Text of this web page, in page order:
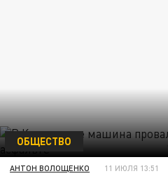
ОБЩЕСТВО
АНТОН ВОЛОЩЕНКО 11 ИЮЛЯ 13:51